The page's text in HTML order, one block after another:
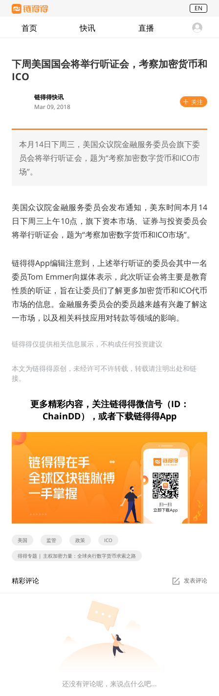
EN
首页 快讯 直播
下周美国国会将举行听证会，考察加密货币和
ICO
链得得快讯
Mar 09, 2018
关注
本月14日下周三，美国众议院金融服务委员会旗下委
员会将举行听证会，题为“考察加密数字货币和ICO市
场”。
美国众议院金融服务委员会发布通知，美东时间本月14
日下周三上午10点，旗下资本市场、证券与投资委员会
将举行听证会，题为“考察加密数字货币和ICO市场”。
链得得App编辑注意到，上述举行听证的委员会其中一名
委员Tom Emmer向媒体表示，此次听证会将主要是教育
性质的听证，旨在让委员们了解更多加密货币和ICO代币
市场的信息。金融服务委员会的委员越来越有兴趣了解这
一市场，以及相关科技应用对转款等领域的影响。
链得得仅提供相关信息展示，不构成任何投资建议
本文为链得得原创，未经许可不许转载，转载请注明出处和链
接。
更多精彩内容，关注链得得微信号（ID：
ChainDD），或者下载链得得App
美国 监管 政策 ICO
得得专题 | 主权加密力量：全球央行数字货币求索之路
精彩评论 发表评论
还没有评论呢，来说点什么吧...